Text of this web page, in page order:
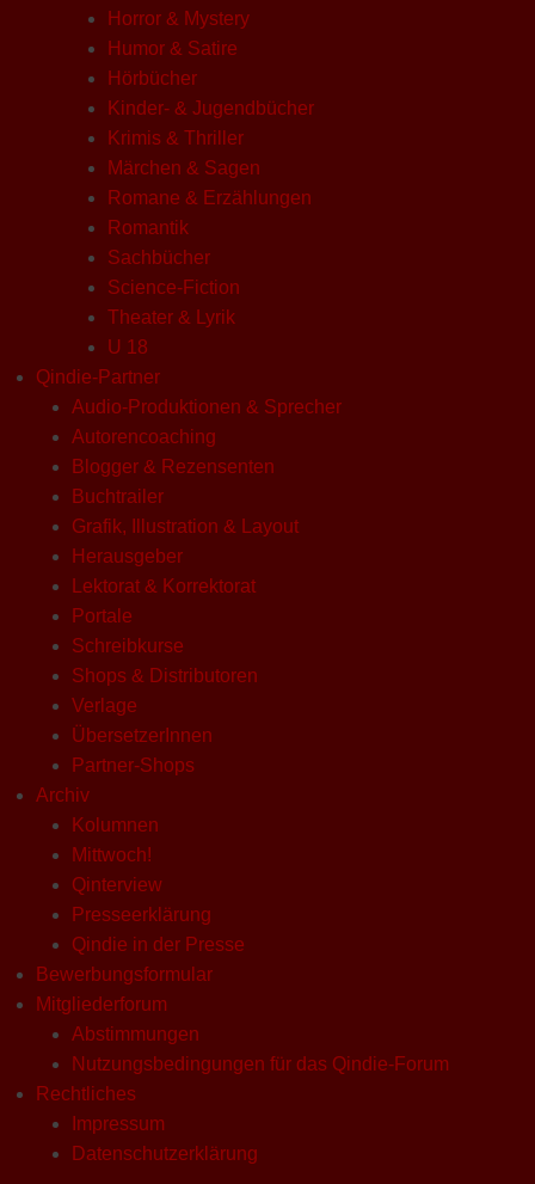
Horror & Mystery
Humor & Satire
Hörbücher
Kinder- & Jugendbücher
Krimis & Thriller
Märchen & Sagen
Romane & Erzählungen
Romantik
Sachbücher
Science-Fiction
Theater & Lyrik
U 18
Qindie-Partner
Audio-Produktionen & Sprecher
Autorencoaching
Blogger & Rezensenten
Buchtrailer
Grafik, Illustration & Layout
Herausgeber
Lektorat & Korrektorat
Portale
Schreibkurse
Shops & Distributoren
Verlage
ÜbersetzerInnen
Partner-Shops
Archiv
Kolumnen
Mittwoch!
Qinterview
Presseerklärung
Qindie in der Presse
Bewerbungsformular
Mitgliederforum
Abstimmungen
Nutzungsbedingungen für das Qindie-Forum
Rechtliches
Impressum
Datenschutzerklärung